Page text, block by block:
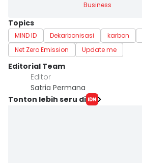
Business
Topics
MIND ID Dekarbonisasi karbon
Net Zero Emission
Update me
Editorial Team
Editor
Satria Permana
Tonton lebih seru di